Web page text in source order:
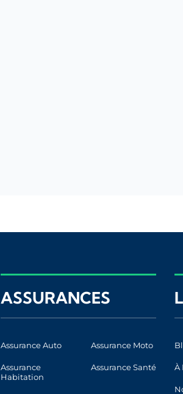
ASSURANCES
Assurance Auto Assurance Moto
Assurance
Habitation
Assurance Santé À